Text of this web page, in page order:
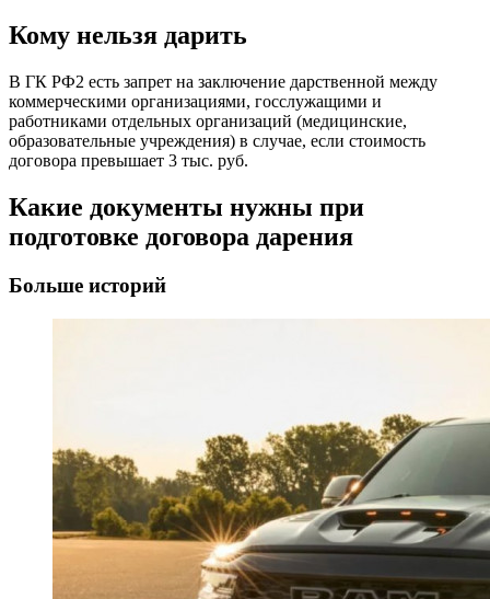
Кому нельзя дарить
В ГК РФ2 есть запрет на заключение дарственной между
коммерческими организациями, госслужащими и
работниками отдельных организаций (медицинские,
образовательные учреждения) в случае, если стоимость
договора превышает 3 тыс. руб.
Какие документы нужны при
подготовке договора дарения
Больше историй